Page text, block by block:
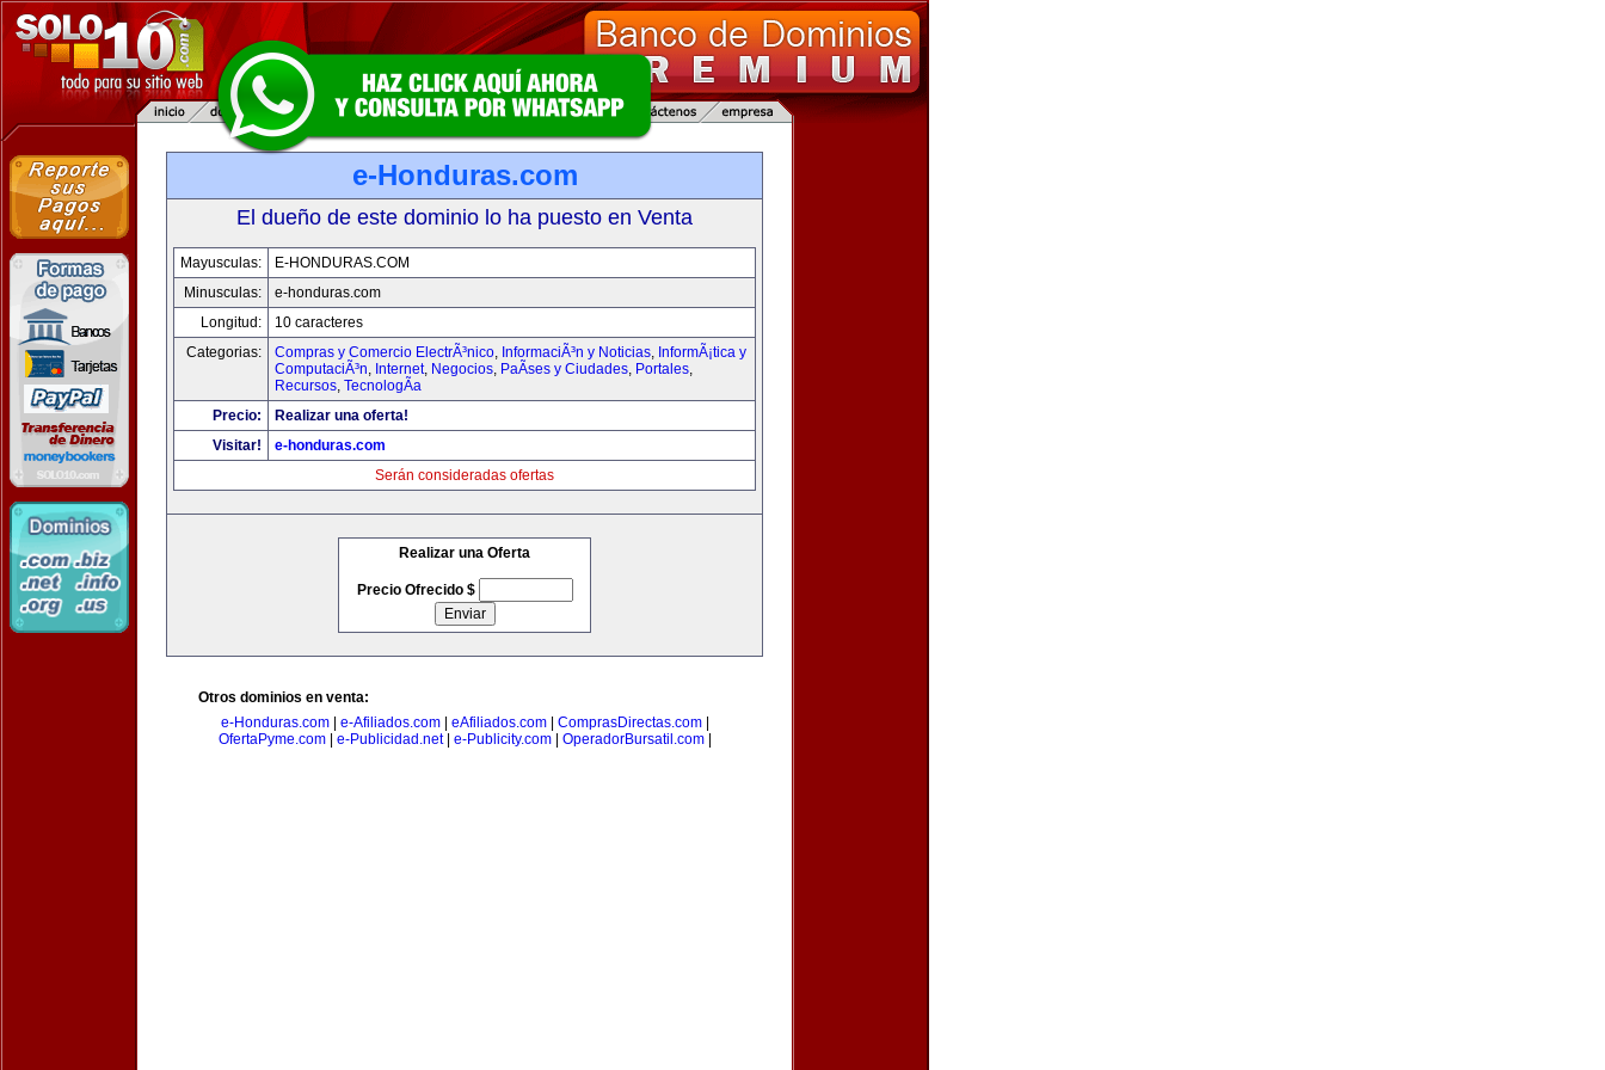
e-Honduras.com
El dueño de este dominio lo ha puesto en Venta
Mayusculas:
E-HONDURAS.COM
Minusculas:
e-honduras.com
Longitud:
10 caracteres
Categorias:
Compras y Comercio ElectrÃ³nico, InformaciÃ³n y Noticias, InformÃ¡tica y
ComputaciÃ³n, Internet, Negocios, PaÃ­ses y Ciudades, Portales,
Recursos, TecnologÃ­a
Precio:
Realizar una oferta!
Visitar!
e-honduras.com
Serán consideradas ofertas
Realizar una Oferta
Precio Ofrecido $
Otros dominios en venta:
e-Honduras.com| e-Afiliados.com| eAfiliados.com| ComprasDirectas.com|
OfertaPyme.com| e-Publicidad.net| e-Publicity.com| OperadorBursatil.com|